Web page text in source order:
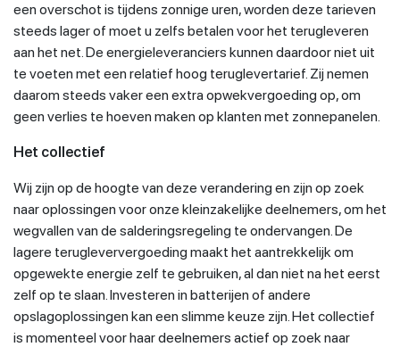
een overschot is tijdens zonnige uren, worden deze tarieven
steeds lager of moet u zelfs betalen voor het terugleveren
aan het net. De energieleveranciers kunnen daardoor niet uit
te voeten met een relatief hoog teruglevertarief. Zij nemen
daarom steeds vaker een extra opwekvergoeding op, om
geen verlies te hoeven maken op klanten met zonnepanelen.
Het collectief
Wij zijn op de hoogte van deze verandering en zijn op zoek
naar oplossingen voor onze kleinzakelijke deelnemers, om het
wegvallen van de salderingsregeling te ondervangen. De
lagere terugleververgoeding maakt het aantrekkelijk om
opgewekte energie zelf te gebruiken, al dan niet na het eerst
zelf op te slaan. Investeren in batterijen of andere
opslagoplossingen kan een slimme keuze zijn. Het collectief
is momenteel voor haar deelnemers actief op zoek naar